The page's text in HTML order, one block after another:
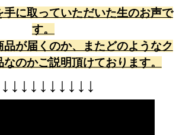
に取っていただいた生のお声で
す。
品が届くのか、またどのようなク
のかご説明頂けております。
↓ ↓ ↓ ↓ ↓ ↓ ↓ ↓ ↓ ↓